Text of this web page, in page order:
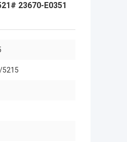
23670-E0351
5215